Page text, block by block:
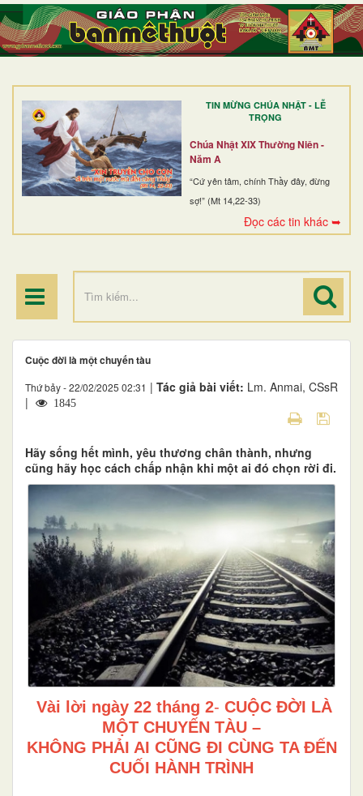
TIN MỪNG CHÚA NHẬT - LỄ
TRỌNG
Chúa Nhật XIX Thường Niên -
Năm A
“Cứ yên tâm, chính Thầy đây, đừng
sợ!” (Mt 14,22-33)
Đọc các tin khác ➥
TRANG NHẤT
GIỚI THIỆU
DÒNG TU
BAN MỤC VỤ
ĐOÀN THỂ CG
ĐIỂM HÀNH HƯƠNG
Cuộc đời là một chuyến tàu
Thứ bảy - 22/02/2025 02:31 | Tác giả bài viết: Lm. Anmai, CSsR
|
1845
Hãy sống hết mình, yêu thương chân thành, nhưng
cũng hãy học cách chấp nhận khi một ai đó chọn rời đi.
Vài lời ngày 22 tháng 2- CUỘC ĐỜI LÀ
MỘT CHUYẾN TÀU –
KHÔNG PHẢI AI CŨNG ĐI CÙNG TA ĐẾN
CUỐI HÀNH TRÌNH